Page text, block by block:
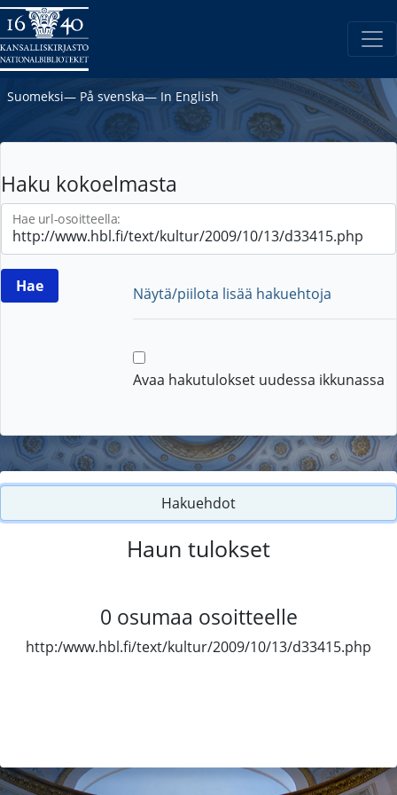
Suomeksi― På svenska― In English
Haku kokoelmasta
Hae url-osoitteella:
Näytä/piilota lisää hakuehtoja
Avaa hakutulokset uudessa ikkunassa
Hakuehdot
Haun tulokset
0 osumaa osoitteelle
http:/www.hbl.fi/text/kultur/2009/10/13/d33415.php